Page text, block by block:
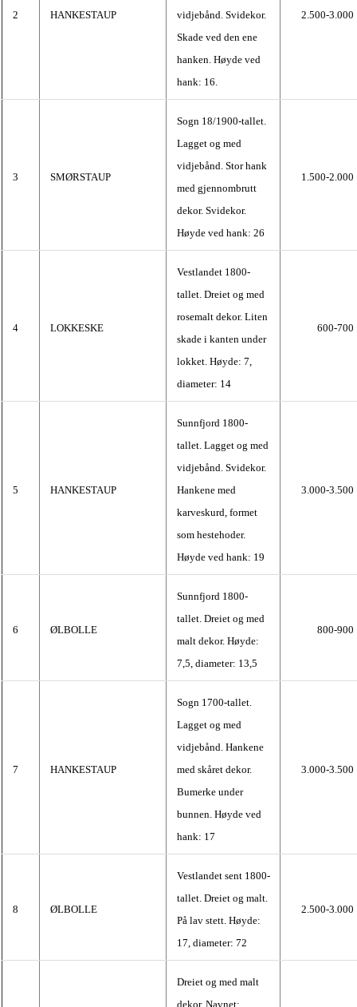
2 HANKESTAUP
vidjebånd. Svidekor.
Skade ved den ene
hanken. Høyde ved
hank: 16.
2.500-3.000
3 SMØRSTAUP
Sogn 18/1900-tallet.
Lagget og med
vidjebånd. Stor hank
med gjennombrutt
dekor. Svidekor.
Høyde ved hank: 26
1.500-2.000
4 LOKKESKE
Vestlandet 1800-
tallet. Dreiet og med
rosemalt dekor. Liten
skade i kanten under
lokket. Høyde: 7,
diameter: 14
600-700
5 HANKESTAUP
Sunnfjord 1800-
tallet. Lagget og med
vidjebånd. Svidekor.
Hankene med
karveskurd, formet
som hestehoder.
Høyde ved hank: 19
3.000-3.500
6 ØLBOLLE
Sunnfjord 1800-
tallet. Dreiet og med
malt dekor. Høyde:
7,5, diameter: 13,5
800-900
7 HANKESTAUP
Sogn 1700-tallet.
Lagget og med
vidjebånd. Hankene
med skåret dekor.
Bumerke under
bunnen. Høyde ved
hank: 17
3.000-3.500
8 ØLBOLLE
Vestlandet sent 1800-
tallet. Dreiet og malt.
På lav stett. Høyde:
17, diameter: 72
2.500-3.000
Dreiet og med malt
dekor. Navnet: